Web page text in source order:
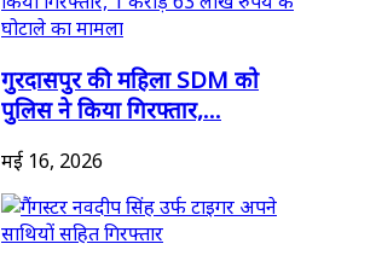
गुरदासपुर की महिला SDM को
पुलिस ने किया गिरफ्तार,...
मई 16, 2026